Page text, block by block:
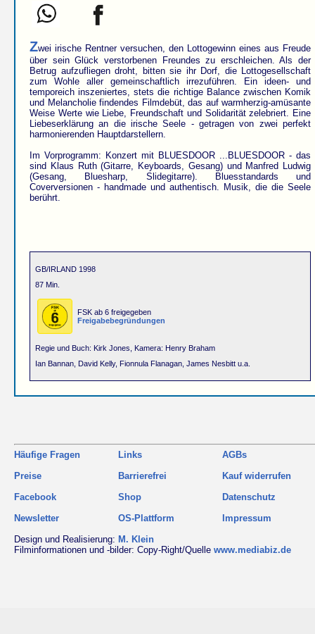
Zwei irische Rentner versuchen, den Lottogewinn eines aus Freude
über sein Glück verstorbenen Freundes zu erschleichen. Als der
Betrug aufzufliegen droht, bitten sie ihr Dorf, die Lottogesellschaft
zum Wohle aller gemeinschaftlich irrezuführen. Ein ideen- und
temporeich inszeniertes, stets die richtige Balance zwischen Komik
und Melancholie findendes Filmdebüt, das auf warmherzig-amüsante
Weise Werte wie Liebe, Freundschaft und Solidarität zelebriert. Eine
Liebeserklärung an die irische Seele - getragen von zwei perfekt
harmonierenden Hauptdarstellern.
Im Vorprogramm: Konzert mit BLUESDOOR ...BLUESDOOR - das
sind Klaus Ruth (Gitarre, Keyboards, Gesang) und Manfred Ludwig
(Gesang, Bluesharp, Slidegitarre). Bluesstandards und
Coverversionen - handmade und authentisch. Musik, die die Seele
berührt.
GB/IRLAND 1998
87 Min.
FSK ab 6 freigegeben
Freigabebegründungen
Regie und Buch: Kirk Jones, Kamera: Henry Braham
Ian Bannan, David Kelly, Fionnula Flanagan, James Nesbitt u.a.
Häufige Fragen
Preise
Facebook
Newsletter
Links
Barrierefrei
Shop
OS-Plattform
AGBs
Kauf widerrufen
Datenschutz
Impressum
Design und Realisierung: M. Klein
Filminformationen und -bilder: Copy-Right/Quelle www.mediabiz.de